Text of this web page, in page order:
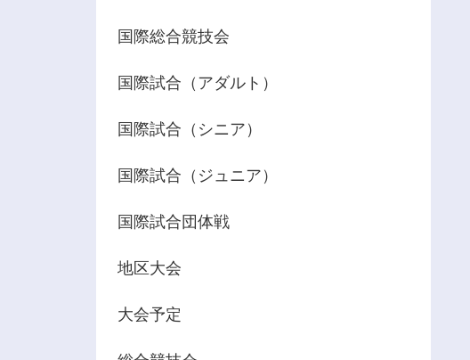
国際総合競技会
国際試合（アダルト）
国際試合（シニア）
国際試合（ジュニア）
国際試合団体戦
地区大会
大会予定